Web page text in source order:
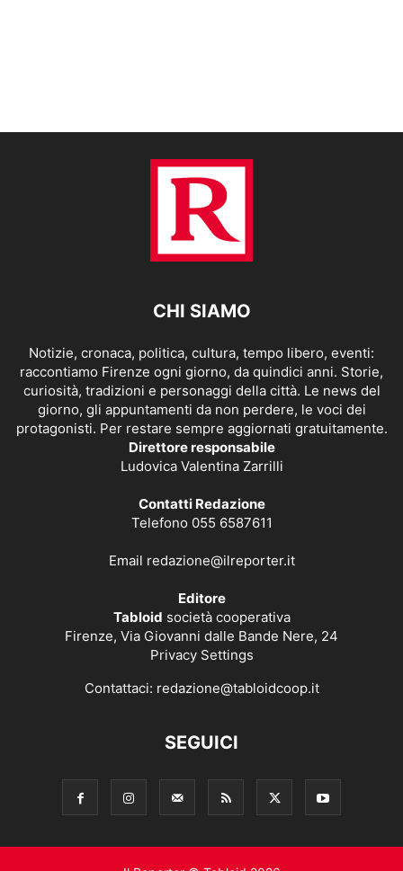
CHI SIAMO
Notizie, cronaca, politica, cultura, tempo libero, eventi:
raccontiamo Firenze ogni giorno, da quindici anni. Storie,
curiosità, tradizioni e personaggi della città. Le news del
giorno, gli appuntamenti da non perdere, le voci dei
protagonisti. Per restare sempre aggiornati gratuitamente.
Direttore responsabile
Ludovica Valentina Zarrilli
Contatti Redazione
Telefono 055 6587611
Email redazione@ilreporter.it
Editore
Tabloid società cooperativa
Firenze, Via Giovanni dalle Bande Nere, 24
Privacy Settings
Contattaci: redazione@tabloidcoop.it
SEGUICI